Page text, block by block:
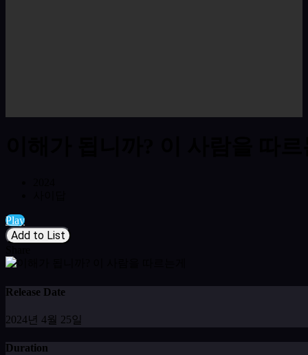
Play
Add to List
Release Date
2024년 4월 25일
Duration